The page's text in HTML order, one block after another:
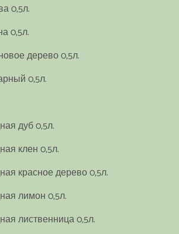
0,5л.
0,5л.
дерево 0,5л.
0,5л.
дуб 0,5л.
клен 0,5л.
красное дерево 0,5л.
лимон 0,5л.
лиственница 0,5л.